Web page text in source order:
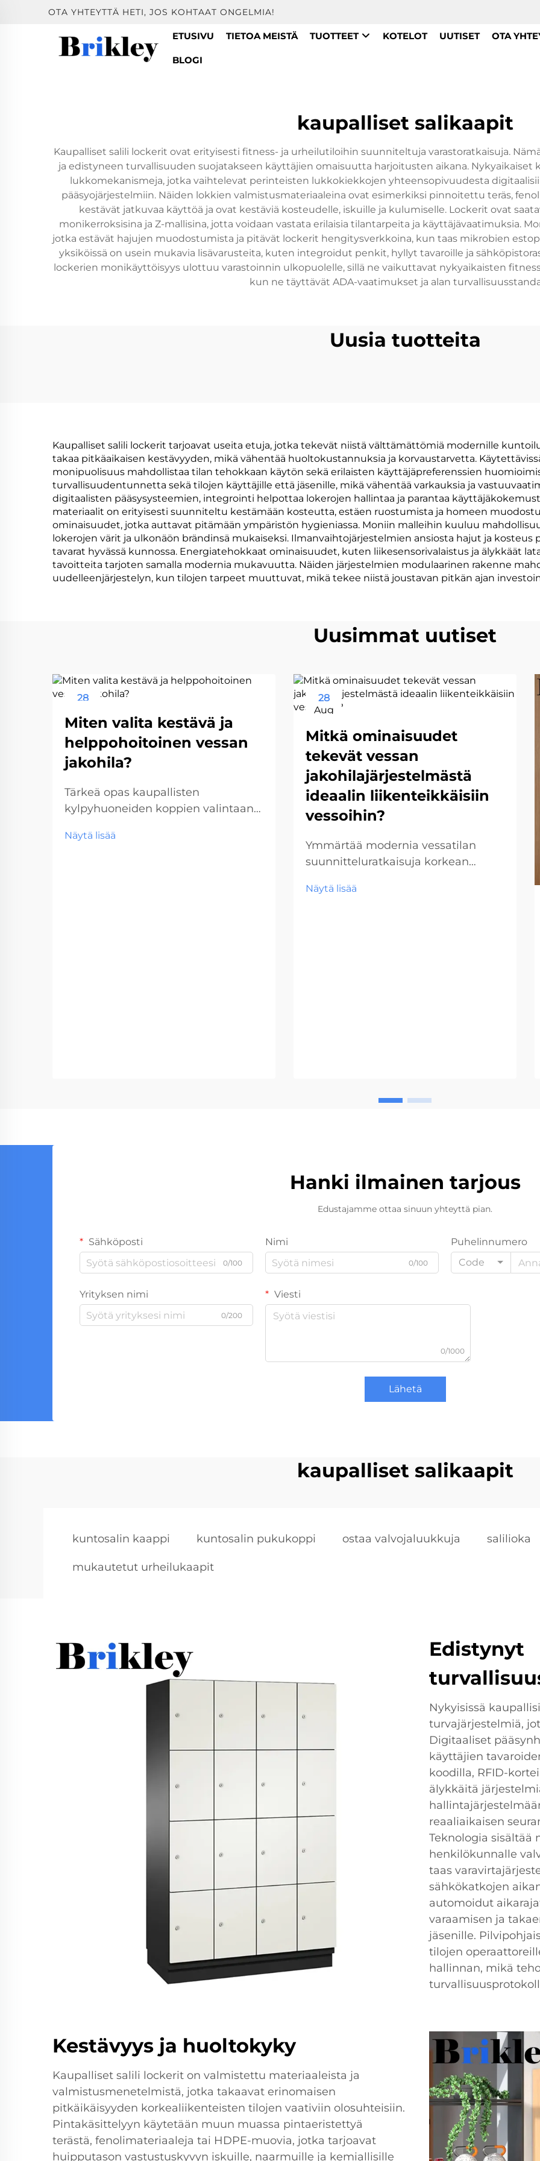
OTA YHTEYTTÄ HETI, JOS KOHTAAT ONGELMIA!
ETUSIVU TIETOA MEISTÄ TUOTTEET KOTELOT UUTISET OTA
BLOGI
kaupalliset salikaapit
Kaupalliset salili lockerit ovat erityisesti fitness- ja urheilutiloihin suunniteltuja varastoratkaisuja.
ja edistyneen turvallisuuden suojatakseen käyttäjien omaisuutta harjoitusten aikana. Nykyaikaiset
lukkomekanismeja, jotka vaihtelevat perinteisten lukkokiekkojen yhteensopivuudesta
pääsyojärjestelmiin. Näiden lokkien valmistusmateriaaleina ovat esimerkiksi pinnoitettu teräs,
kestävät jatkuvaa käyttöä ja ovat kestäviä kosteudelle, iskuille ja kulumiselle. Lockerit ovat
monikerroksisina ja Z-mallisina, jotta voidaan vastata erilaisia tilantarpeita ja käyttäjävaatimuksia.
jotka estävät hajujen muodostumista ja pitävät lockerit hengitysverkkoina, kun taas mikrobien
yksiköissä on usein mukavia lisävarusteita, kuten integroidut penkit, hyllyt tavaroille ja
lockerien monikäyttöisyys ulottuu varastoinnin ulkopuolelle, sillä ne vaikuttavat nykyaikaisten
kun ne täyttävät ADA-vaatimukset ja alan
Uusia tuotteita
Kaupalliset salili lockerit tarjoavat useita etuja, jotka tekevät niistä välttämättömiä modernille
takaa pitkäaikaisen kestävyyden, mikä vähentää huoltokustannuksia ja korvaustarvetta.
monipuolisuus mahdollistaa tilan tehokkaan käytön sekä erilaisten käyttäjäpreferenssien
turvallisuudentunnetta sekä tilojen käyttäjille että jäsenille, mikä vähentää varkauksia ja
digitaalisten pääsysysteemien, integrointi helpottaa lokerojen hallintaa ja parantaa
materiaalit on erityisesti suunniteltu kestämään kosteutta, estäen ruostumista ja homeen
ominaisuudet, jotka auttavat pitämään ympäristön hygieniassa. Moniin malleihin kuuluu
lokerojen värit ja ulkonäön brändinsä mukaiseksi. Ilmanvaihtojärjestelmien ansiosta hajut ja
tavarat hyvässä kunnossa. Energiatehokkaat ominaisuudet, kuten liikesensorivalaistus ja älykkäät
tavoitteita tarjoten samalla modernia mukavuutta. Näiden järjestelmien modulaarinen rakenne
uudelleenjärjestelyn, kun tilojen tarpeet muuttuvat, mikä tekee niistä joustavan pitkän ajan
Uusimmat uutiset
28
Miten valita kestävä ja
helppohoitoinen vessan
jakohila?
Tärkeä opas kaupallisten
kylpyhuoneiden koppien valintaan
kaupallista vessatilaa, oikean
Näytä lisää
28
Aug
Mitkä ominaisuudet
tekevät vessan
jakohilajärjestelmästä
ideaalin liikenteikkäisiin
vessoihin?
Ymmärtää modernia vessatilan
suunnitteluratkaisuja korkean
vessatilojen suunnittelu on
Näytä lisää
Hanki ilmainen tarjous
Edustajamme ottaa sinuun yhteyttä pian.
Sähköposti
0/100
Nimi
0/100
Puhelinnumero
Code
Yrityksen nimi
0/200
Viesti
0/1000
Lähetä
kaupalliset salikaapit
kuntosalin kaappi kuntosalin pukukoppi ostaa valvojaluukkuja salilioka
mukautetut urheilukaapit
Edistynyt
Nykyisissä
turvajärjestelmiä,
Digitaaliset
käyttäjien
koodilla, RFID-
älykkäitä
reaaliaikaisen
Teknologia sisältää
henkilökunnalle
taas
sähkökatkojen
automoidut
varaamisen ja
jäsenille.
tilojen
hallinnan, mikä
Kestävyys ja huoltokyky
Kaupalliset salili lockerit on valmistettu materiaaleista ja
valmistusmenetelmistä, jotka takaavat erinomaisen
pitkäikäisyyden korkealiikenteisten tilojen vaativiin olosuhteisiin.
Pintakäsittelyyn käytetään muun muassa pintaeristettyä
terästä, fenolimateriaaleja tai HDPE-muovia, jotka tarjoavat
huipputason vastustuskyvyn iskuille, naarmuille ja kemiallisille